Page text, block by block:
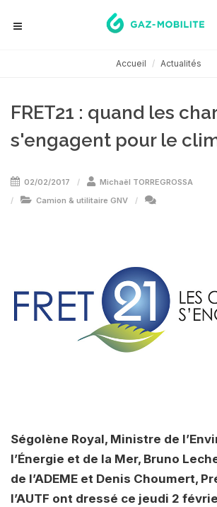
Accueil Actualités
FRET21 : quand les
s'engagent pour le
02/02/2017
Michaël TORREGROSSA
Camion & utilitaire GNV
Ségolène Royal, Ministre de
l’Énergie et de la Mer, Bruno
de l’ADEME et Denis Choumert,
l’AUTF ont dressé ce jeudi 2